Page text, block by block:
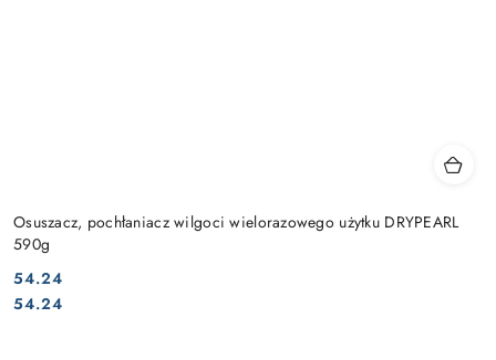
Osuszacz, pochłaniacz wilgoci wielorazowego użytku DRYPEARL
590g
Cena:
54.24
Cena:
54.24